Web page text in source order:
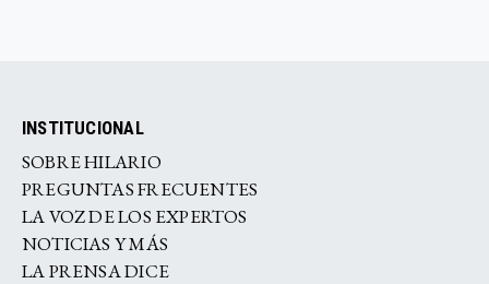
INSTITUCIONAL
SOBRE HILARIO
PREGUNTAS FRECUENTES
LA VOZ DE LOS EXPERTOS
NOTICIAS Y MÁS
LA PRENSA DICE